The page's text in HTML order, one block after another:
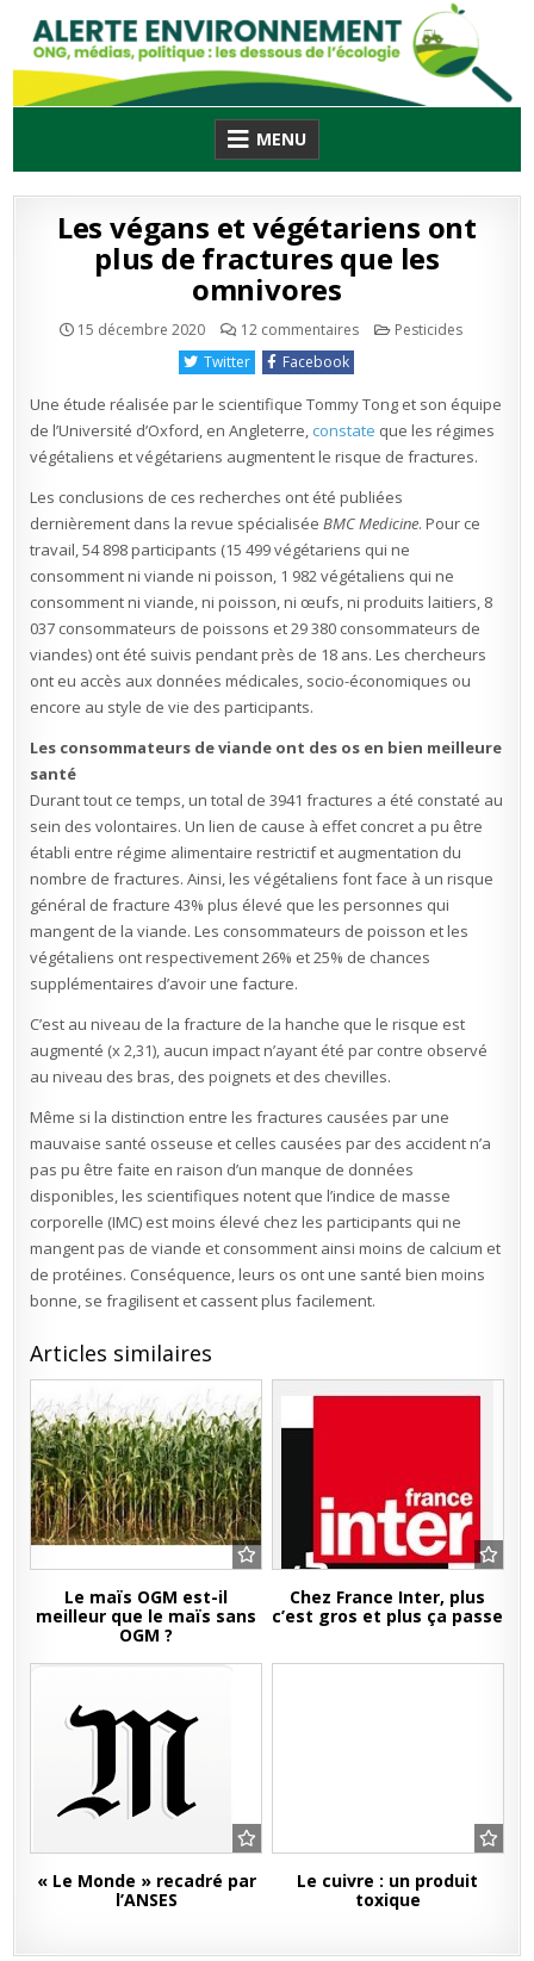
content
MENU
Les végans et végétariens ont
plus de fractures que les
omnivores
15 décembre 2020 12 commentairessur
ont
plus
de
fractures
que
les
Publié
Pesticides
Twitter
Facebook
Une étude réalisée par le scientifique Tommy Tong et son équipe
de l’Université d’Oxford, en Angleterre, constate que les régimes
végétaliens et végétariens augmentent le risque de fractures.
Les conclusions de ces recherches ont été publiées
dernièrement dans la revue spécialiséeBMC Medicine. Pour ce
travail, 54 898 participants (15 499 végétariens qui ne
consomment ni viande ni poisson, 1 982 végétaliens qui ne
consomment ni viande, ni poisson, ni œufs, ni produits laitiers, 8
037 consommateurs de poissons et 29 380 consommateurs de
viandes) ont été suivis pendant près de 18 ans. Les chercheurs
ont eu accès aux données médicales, socio-économiques ou
encore au style de vie des participants.
Les consommateurs de viande ont des os en bien meilleure
santé
Durant tout ce temps, un total de 3941 fractures a été constaté au
sein des volontaires. Un lien de cause à effet concret a pu être
établi entre régime alimentaire restrictif et augmentation du
nombre de fractures. Ainsi, les végétaliens font face à un risque
général de fracture 43% plus élevé que les personnes qui
mangent de la viande. Les consommateurs de poisson et les
végétaliens ont respectivement 26% et 25% de chances
supplémentaires d’avoir une facture.
C’est au niveau de la fracture de la hanche que le risque est
augmenté (x 2,31), aucun impact n’ayant été par contre observé
au niveau des bras, des poignets et des chevilles.
Même si la distinction entre les fractures causées par une
mauvaise santé osseuse et celles causées par des accident n’a
pas pu être faite en raison d’un manque de données
disponibles, les scientifiques notent que l’indice de masse
corporelle (IMC) est moins élevé chez les participants qui ne
mangent pas de viande et consomment ainsi moins de calcium et
de protéines. Conséquence, leurs os ont une santé bien moins
bonne, se fragilisent et cassent plus facilement.
Articles similaires
Le maïs OGM est-il
meilleur que le maïs sans
OGM ?
Chez France Inter, plus
c’est gros et plus ça passe
« Le Monde » recadré par
l’ANSES
Le cuivre : un produit
toxique